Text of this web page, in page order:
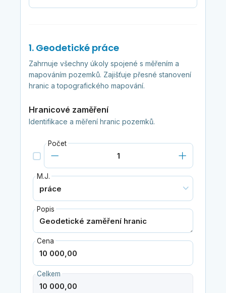
1. Geodetické práce
Zahrnuje všechny úkoly spojené s měřením a
mapováním pozemků. Zajišťuje přesné stanovení
hranic a topografického mapování.
Hranicové zaměření
Identifikace a měření hranic pozemků.
Počet
M.J.
Popis
Cena
Celkem